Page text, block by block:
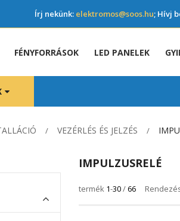
Írj nekünk: elektromos@soos.hu; Hívj
FÉNYFORRÁSOK LED PANELEK
VEZÉRLÉS ÉS JELZÉS
IMPULZUSRELÉ
termék 1-30/66